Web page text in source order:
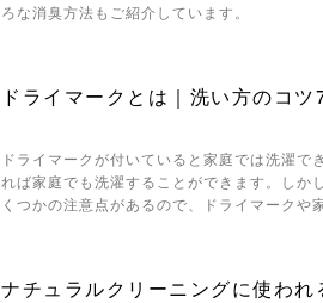
ろな消臭方法もご紹介しています。
ドライマークとは｜洗い方のコ
ドライマークが付いていると家庭では洗濯
れば家庭でも洗濯することができます。しか
くつかの注意点があるので、ドライマークや
ナチュラルクリーニングに使わ